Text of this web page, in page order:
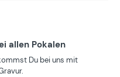
allen Pokalen
Du bei uns mit